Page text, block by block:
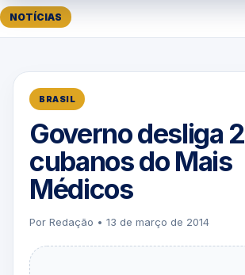
NOTÍCIAS
BRASIL
Governo desliga 2
cubanos do Mais
Médicos
Por Redação • 13 de março de 2014